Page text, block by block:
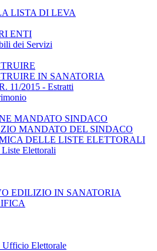
LISTA DI LEVA
ENTI
dei Servizi
IN SANATORIA
11/2015 - Estratti
MANDATO SINDACO
MANDATO DEL SINDACO
DELLE LISTE ELETTORALI
Liste Elettorali
EDILIZIO IN SANATORIA
Ufficio Elettorale